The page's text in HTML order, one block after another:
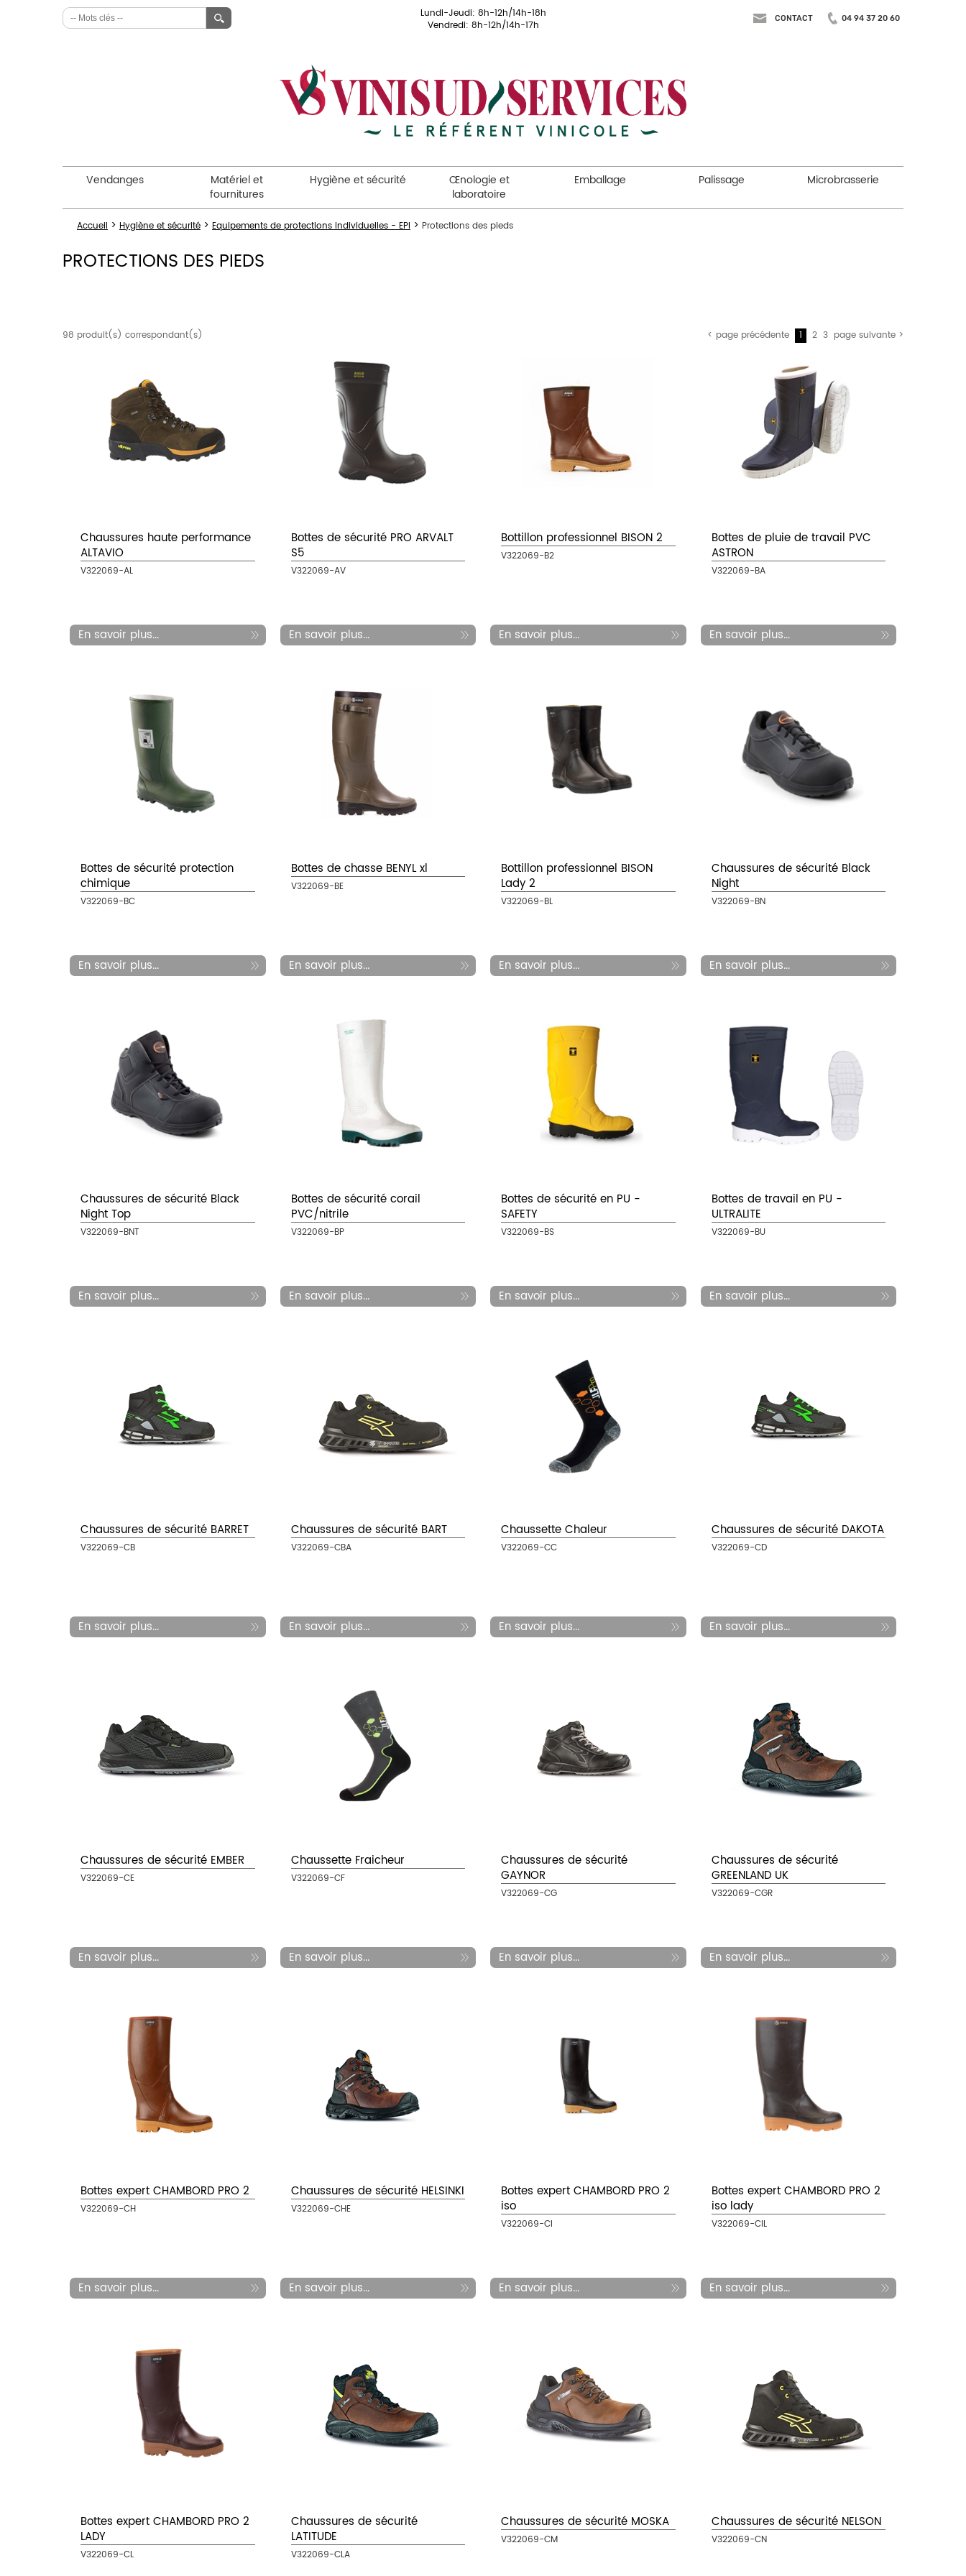
Lundi-Jeudi: 8h-12h/14h-18h
Vendredi: 8h-12h/14h-17h
04 94 37 20 60
CONTACT
Vendanges
Matériel et
fournitures
Hygiène et sécurité
Œnologie et
laboratoire
Emballage Palissage Microbrasserie
Accueil > Hygiène et sécurité > Equipements de protections individuelles - EPI > Protections des pieds
PROTECTIONS DES PIEDS
98 produit(s) correspondant(s) < page précédente 1 2 3 page suivante >
Chaussures haute performance
ALTAVIO
V322069-AL
En savoir plus...
Bottes de sécurité PRO ARVALT
S5
V322069-AV
En savoir plus...
Bottillon professionnel BISON 2
V322069-B2
En savoir plus...
Bottes de pluie de travail PVC
ASTRON
V322069-BA
En savoir plus...
Bottes de sécurité protection
chimique
V322069-BC
En savoir plus...
Bottes de chasse BENYL xl
V322069-BE
En savoir plus...
Bottillon professionnel BISON
Lady 2
V322069-BL
En savoir plus...
Chaussures de sécurité Black
Night
V322069-BN
En savoir plus...
Chaussures de sécurité Black
Night Top
V322069-BNT
En savoir plus...
Bottes de sécurité corail
PVC/nitrile
V322069-BP
En savoir plus...
Bottes de sécurité en PU -
SAFETY
V322069-BS
En savoir plus...
Bottes de travail en PU -
ULTRALITE
V322069-BU
En savoir plus...
Chaussures de sécurité BARRET
V322069-CB
En savoir plus...
Chaussures de sécurité BART
V322069-CBA
En savoir plus...
Chaussette Chaleur
V322069-CC
En savoir plus...
Chaussures de sécurité DAKOTA
V322069-CD
En savoir plus...
Chaussures de sécurité EMBER
V322069-CE
En savoir plus...
Chaussette Fraicheur
V322069-CF
En savoir plus...
Chaussures de sécurité
GAYNOR
V322069-CG
En savoir plus...
Chaussures de sécurité
GREENLAND UK
V322069-CGR
En savoir plus...
Bottes expert CHAMBORD PRO 2
V322069-CH
En savoir plus...
Chaussures de sécurité HELSINKI
V322069-CHE
En savoir plus...
Bottes expert CHAMBORD PRO 2
iso
V322069-CI
En savoir plus...
Bottes expert CHAMBORD PRO 2
iso lady
V322069-CIL
En savoir plus...
Bottes expert CHAMBORD PRO 2
LADY
V322069-CL
Chaussures de sécurité
LATITUDE
V322069-CLA
Chaussures de sécurité MOSKA
V322069-CM
Chaussures de sécurité NELSON
V322069-CN